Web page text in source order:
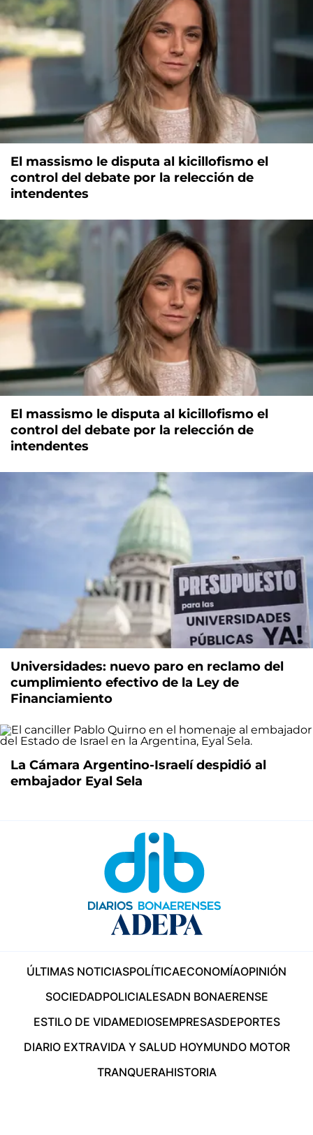
El massismo le disputa al kicillofismo el
control del debate por la relección de
intendentes
El massismo le disputa al kicillofismo el
control del debate por la relección de
intendentes
Universidades: nuevo paro en reclamo del
cumplimiento efectivo de la Ley de
Financiamiento
La Cámara Argentino-Israelí despidió al
embajador Eyal Sela
ÚLTIMAS NOTICIASPOLÍTICAECONOMÍAOPINIÓN
SOCIEDADPOLICIALESADN BONAERENSE
ESTILO DE VIDAMEDIOSEMPRESASDEPORTES
DIARIO EXTRAVIDA Y SALUD HOYMUNDO MOTOR
TRANQUERAHISTORIA